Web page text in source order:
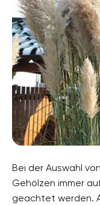
Bei der Auswahl
Gehölzen immer
geachtet werden.